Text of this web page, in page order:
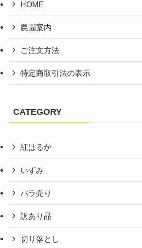
HOME
農園案内
ご注文方法
特定商取引法の表示
CATEGORY
紅はるか
いずみ
バラ売り
訳あり品
切り落とし